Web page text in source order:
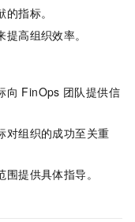
指标。
高组织效率。
向 FinOps 团队提供信
对组织的成功至关重
提供具体指导。